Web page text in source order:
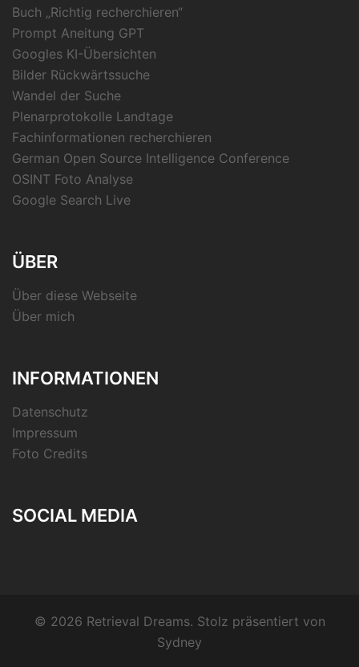
Buch „Richtig recherchieren“
Prompt Aneitung GPT
Googles KI-Übersichten
Bilder Rückwärtssuche
Wandel der Suche
Plenarprotokolle Landtage
Fachinformationen recherchieren
German Open Source Intelligence Conference
OSINT Foto Analyse
Google Search Live
ÜBER
Über diese Webseite
Über mich
INFORMATIONEN
Datenschutz
Impressum
Foto Credits
SOCIAL MEDIA
© 2026 Retrieval Dreams. Stolz präsentiert von
Sydney